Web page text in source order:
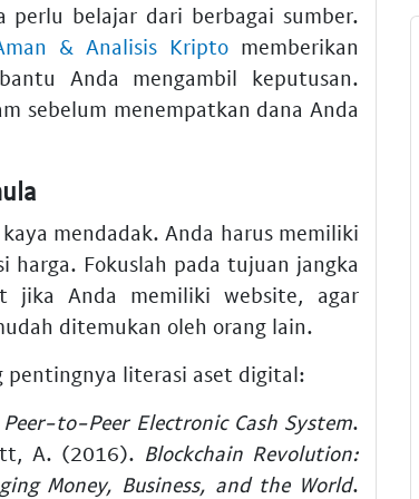
perlu belajar dari berbagai sumber.
& Analisis Kripto memberikan
Anda mengambil keputusan.
sebelum menempatkan dana Anda
mendadak. Anda harus memiliki
Fokuslah pada tujuan jangka
jika Anda memiliki website, agar
ditemukan oleh orang lain.
pentingnya literasi aset digital:
to-Peer Electronic Cash System.
A. (2016). Blockchain Revolution:
Money, Business, and the World.